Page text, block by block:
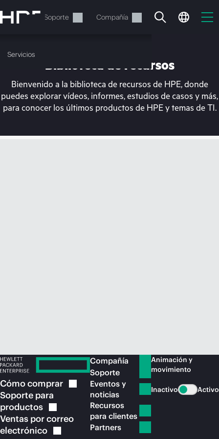
al
contenido
Servicios Soporte Compañía
Servicios
En estos momentos, tu
Biblioteca de recursos
Bienvenido a la biblioteca de recursos de HPE, donde
puedes explorar vídeos, informes, estudios de casos y más,
para conocer los últimos productos de HPE y temas de TI.
Cómocomprar
Soporte para
productos
Ventas por correo
electrónico
Compañía
Soporte
Eventos y
noticias
Recursos
para clientes
Partners
Animación y
movimiento
Inactivo Activo